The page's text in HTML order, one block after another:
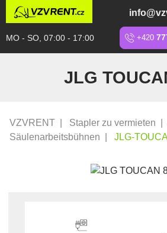
MO - SO, 07:00 - 17:00 +420
JLG
VZVRENT Stapler zu vermieten
Säulenarbeitsbühnen
JLG-